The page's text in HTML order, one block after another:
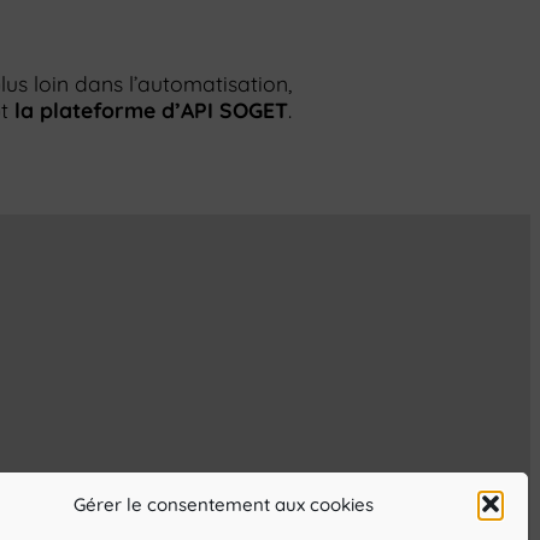
Gérer le consentement aux cookies
loin dans l’automatisation,
la plateforme d’API SOGET.